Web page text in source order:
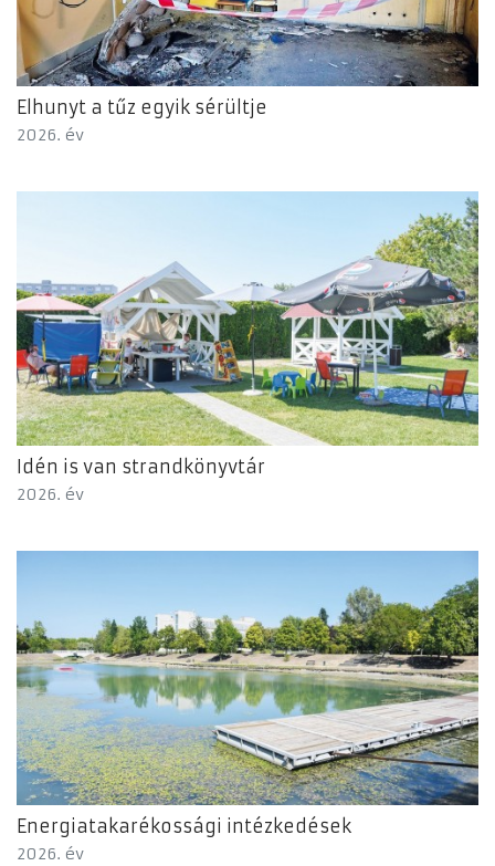
Elhunyt a tűz egyik sérültje
2026. év
Idén is van strandkönyvtár
2026. év
Energiatakarékossági intézkedések
2026. év